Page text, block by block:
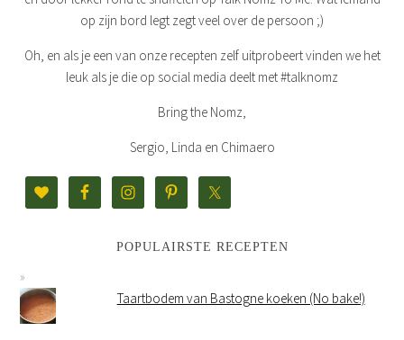
op zijn bord legt zegt veel over de persoon ;)
Oh, en als je een van onze recepten zelf uitprobeert vinden we het
leuk als je die op social media deelt met #talknomz
Bring the Nomz,
Sergio, Linda en Chimaero
POPULAIRSTE RECEPTEN
Taartbodem van Bastogne koeken (No bake!)